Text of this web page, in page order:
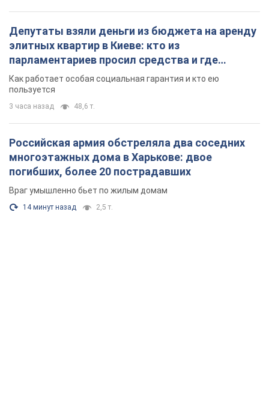
Депутаты взяли деньги из бюджета на аренду
элитных квартир в Киеве: кто из
парламентариев просил средства и где
поселился
Как работает особая социальная гарантия и кто ею
пользуется
3 часа назад 48,6 т.
Российская армия обстреляла два соседних
многоэтажных дома в Харькове: двое
погибших, более 20 пострадавших
Враг умышленно бьет по жилым домам
14 минут назад 2,5 т.